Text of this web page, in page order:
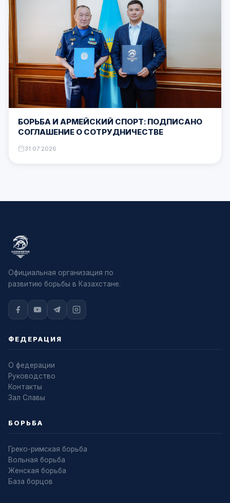
БОРЬБА И АРМЕЙСКИЙ СПОРТ: ПОДПИСАНО
СОГЛАШЕНИЕ О СОТРУДНИЧЕСТВЕ
31.07.2026
Официальная организация по
развитию борьбы в Казахстане.
ФЕДЕРАЦИЯ
О федерации
Руководство
Контакты
Зал Славы
БОРЬБА
Греко-римская борьба
Вольная борьба
Женская борьба
База борцов